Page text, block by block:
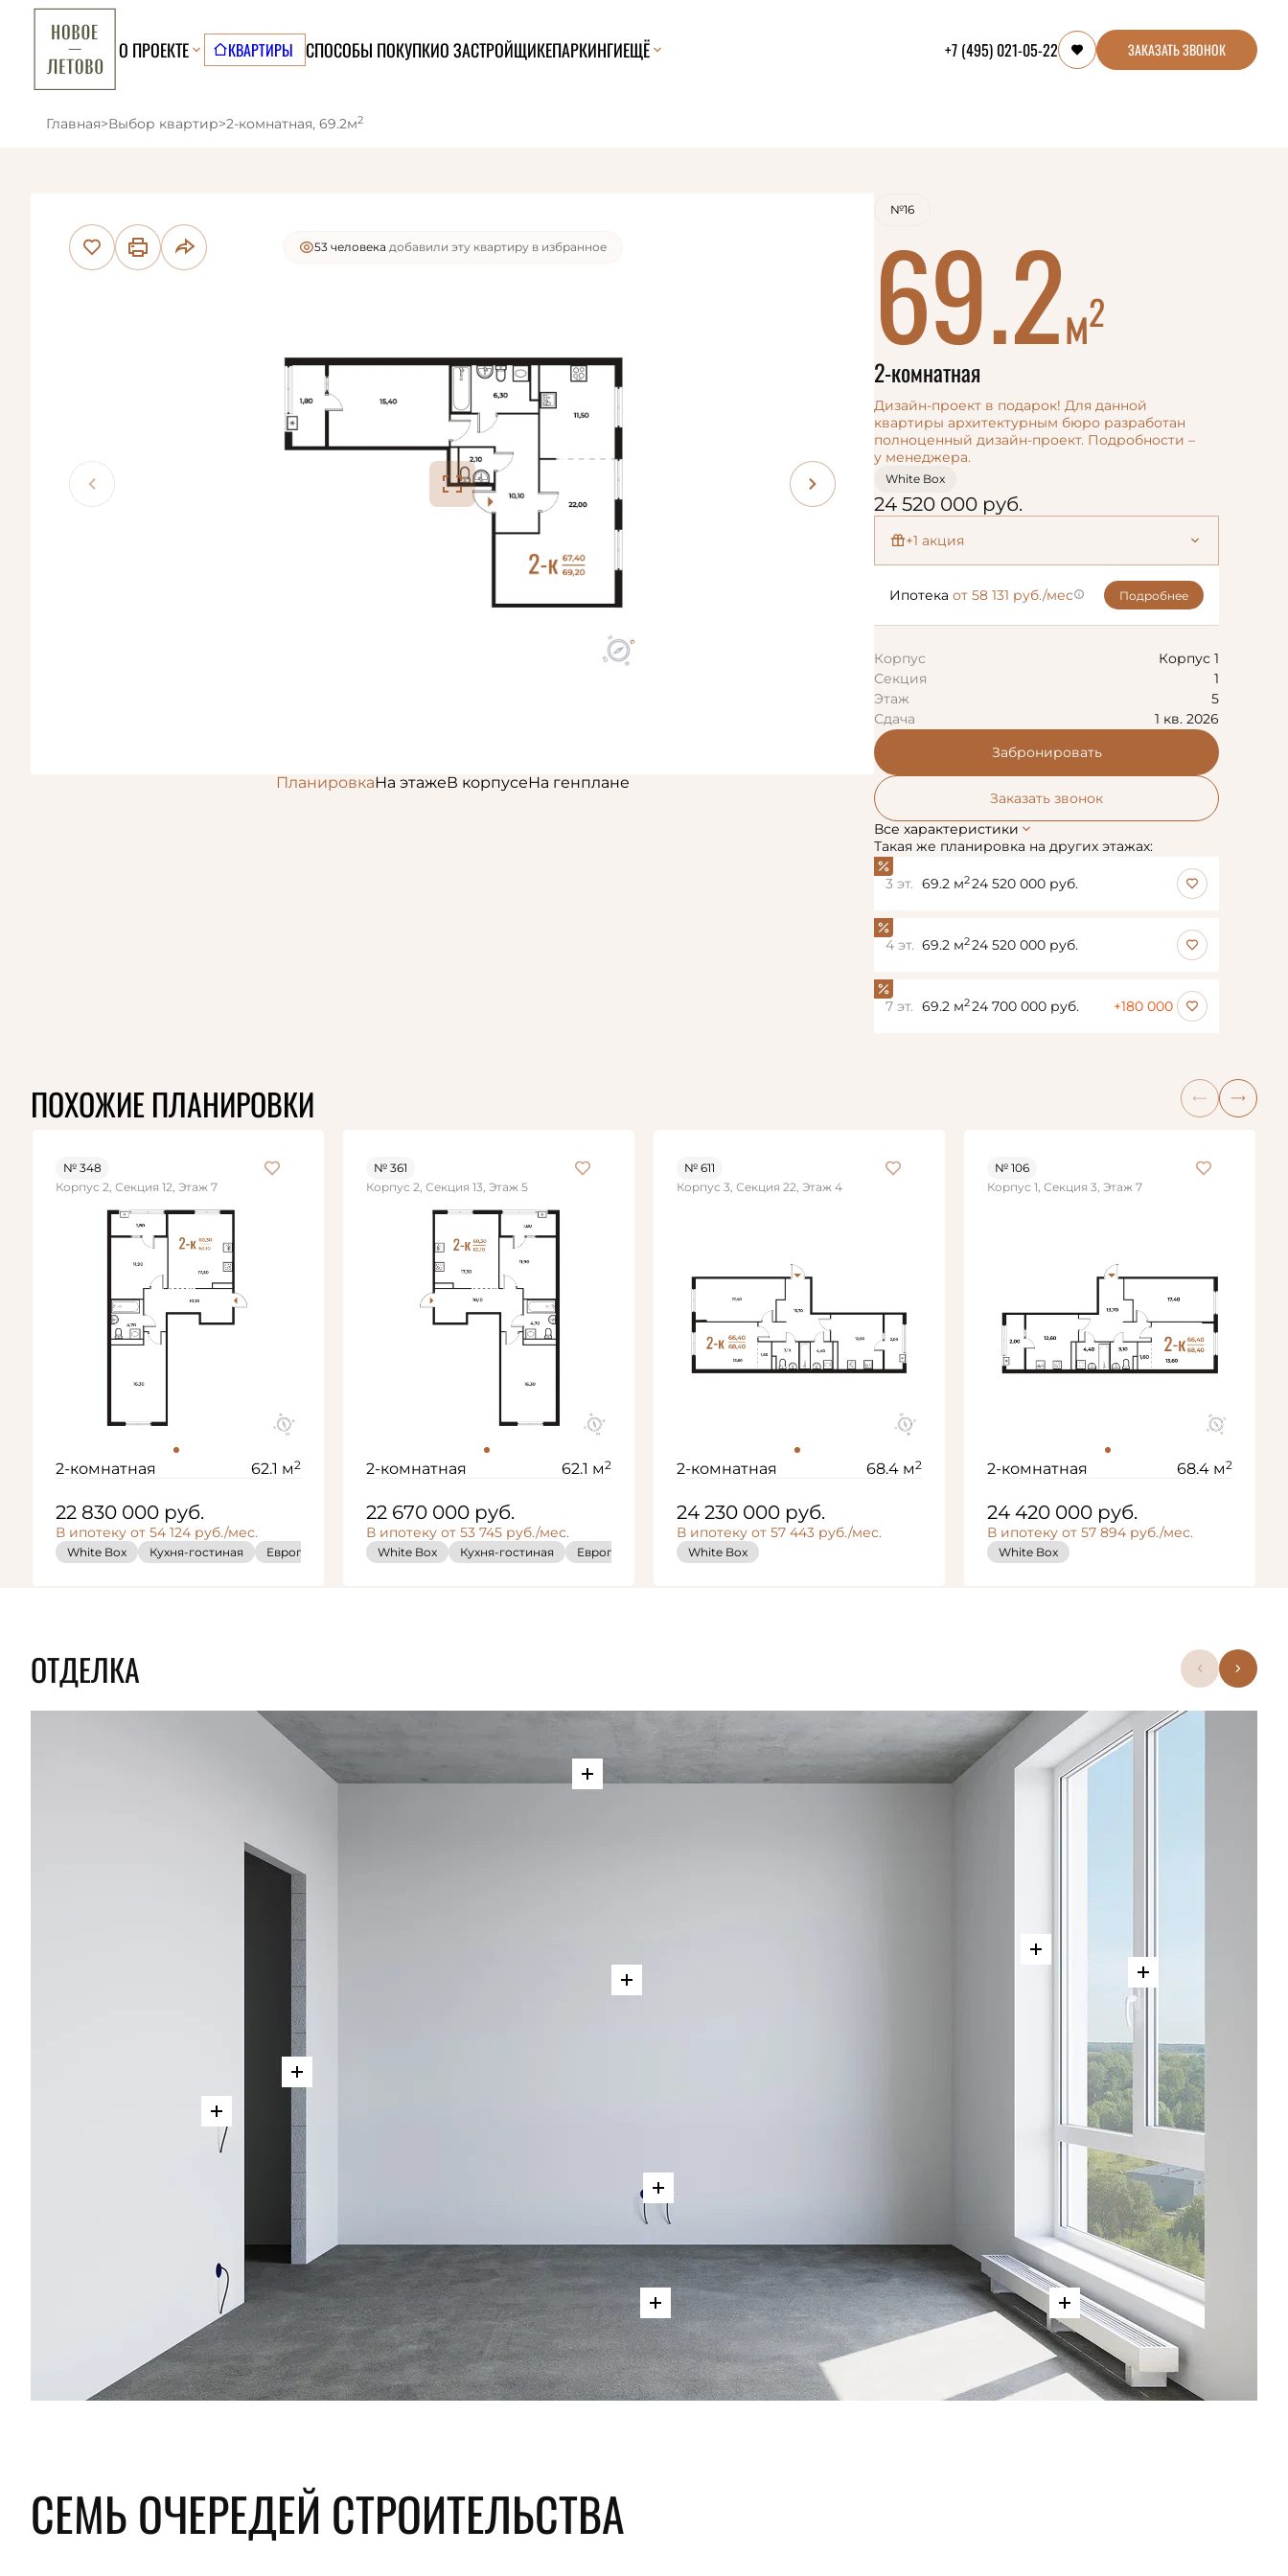
О ПРОЕКТЕ КВАРТИРЫ СПОСОБЫ ПОКУПКИО ЗАСТРОЙЩИКЕПАРКИНГИЕЩЁ +7 (495) 021-05-22 ЗАКАЗАТЬ ЗВОНОК
Главная>Выбор квартир>2-комнатная, 69.2м2
24 человекaсмотрели эту квартиру за 24 часа
ПланировкаНа этажеВ корпусеНа генплане
№16
69.2м2
2-комнатная
Дизайн-проект в подарок! Для данной
квартиры архитектурным бюро разработан
полноценный дизайн-проект. Подробности –
у менеджера.
White Box
24 520 000 руб.
+1 акция
разработан
полноценный дизайн-
Ипотека от 58 131 руб./мес Подробнее
Корпус
Корпус 1
Секция
1
Этаж
5
Сдача
1 кв. 2026
Забронировать
Заказать звонок
Все характеристики
Такая же планировка на других этажах:
3 эт. 69.2 м224 520 000 руб.
4 эт. 69.2 м224 520 000 руб.
7 эт. 69.2 м224 700 000 руб. +180 000
ПОХОЖИЕ ПЛАНИРОВКИ
№ 348
Корпус 2, Секция 12, Этаж 7
2-комнатная 62.1 м2
22 830 000 руб.
В ипотеку от 54 124 руб./мес.
White Box Кухня-гостиная Европланировка White Box Кухня-гостиная Европланировка
№ 361
Корпус 2, Секция 13, Этаж 5
2-комнатная 62.1 м2
22 670 000 руб.
В ипотеку от 53 745 руб./мес.
White Box Кухня-гостиная Европланировка White Box Европланировка
№ 611
Корпус 3, Секция 22, Этаж 4
2-комнатная 68.4 м2
24 230 000 руб.
В ипотеку от 57 443 руб./мес.
White Box
№ 106
Корпус 1, Секция 3, Этаж 7
2-комнатная 68.4 м2
24 420 000 руб.
В ипотеку от 57 894 руб./мес.
White Box
ОТДЕЛКА
СЕМЬ ОЧЕРЕДЕЙ СТРОИТЕЛЬСТВА